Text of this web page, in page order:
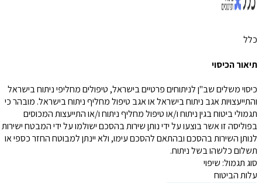
כלל
תיאור הכיסוי
כיסוי משלים שב"ן לניתוחים פרטיים בישראל, טיפולים מחליפי ניתוח בישראל
והתייעצויות אגב ניתוח בישראל או אגב טיפול מחליף ניתוח בישראל. מובהר כי
תגמולי ביטוח בגין ניתוח ו/או טיפול מחליף ניתוח ו/או התייעצות המכוסים
בפוליסה זו אשר בוצעו על ידי נותן שירות בהסכם ישולמו על ידי המבטח ישירות
לנותן השירות בהסכם ובהתאם להסכם עימו, ולא יינתן למבוטח החזר כספי או
תשלום כלשהו בשל ניתוח.
סוג תגמול:שיפוי
עלות הביטוח